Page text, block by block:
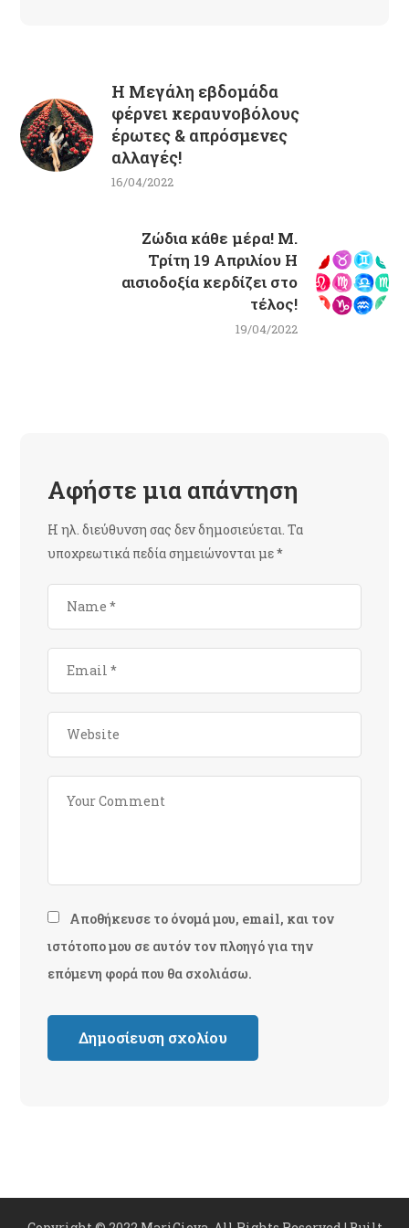
H Μεγάλη εβδομάδα
φέρνει κεραυνοβόλους
έρωτες & απρόσμενες
αλλαγές!
16/04/2022
Ζώδια κάθε μέρα! Μ.
Τρίτη 19 Απριλίου Η
αισιοδοξία κερδίζει στο
τέλος!
19/04/2022
Αφήστε μια απάντηση
Η ηλ. διεύθυνση σας δεν δημοσιεύεται. Τα
υποχρεωτικά πεδία σημειώνονται με*
Αποθήκευσε το όνομά μου, email, και τον
ιστότοπο μου σε αυτόν τον πλοηγό για την
επόμενη φορά που θα σχολιάσω.